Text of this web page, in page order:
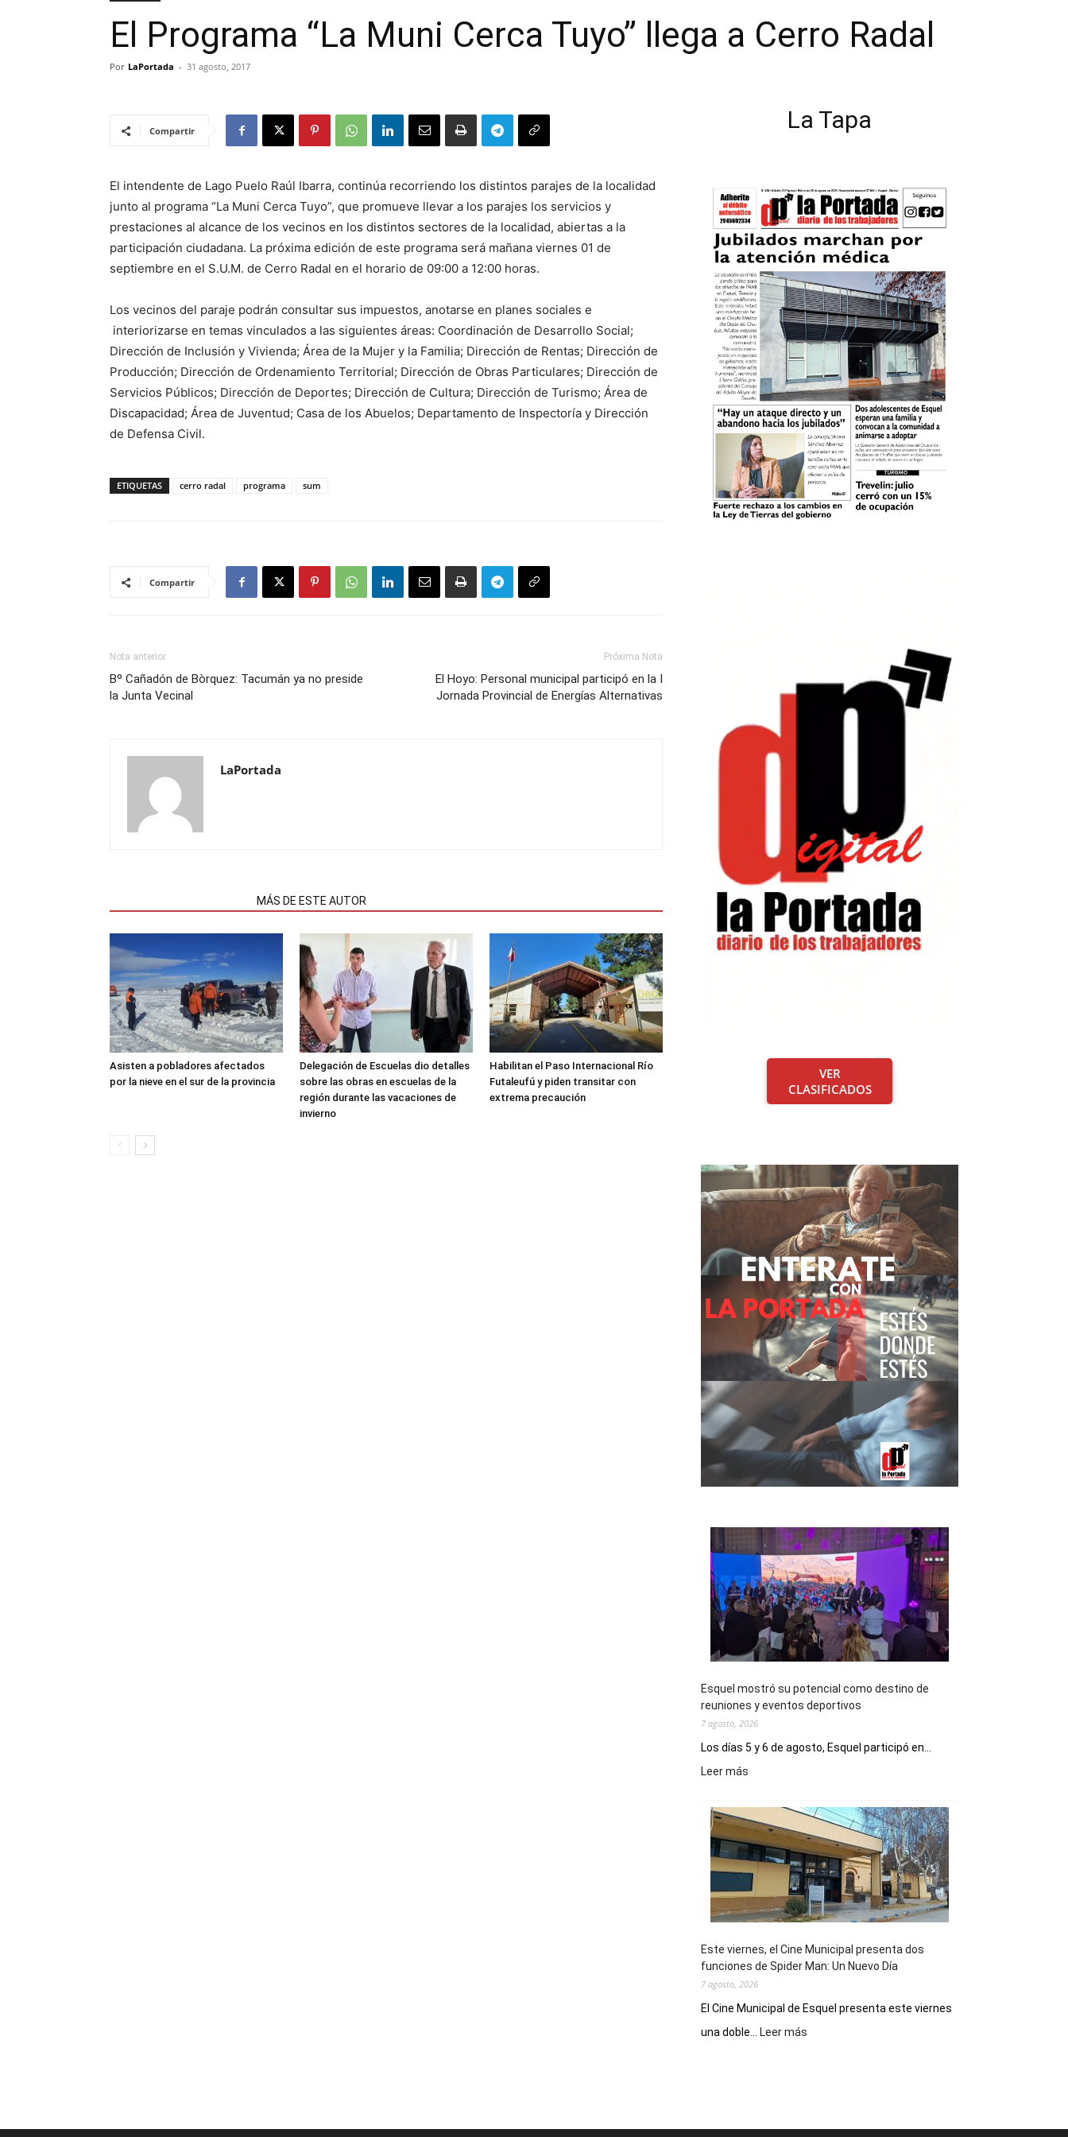
El Programa “La Muni Cerca Tuyo” llega a Cerro Radal
Por LaPortada - 31 agosto, 2017
Compartir
El intendente de Lago Puelo Raúl Ibarra, continúa recorriendo los distintos parajes de la localidad
junto al programa “La Muni Cerca Tuyo”, que promueve llevar a los parajes los servicios y
prestaciones al alcance de los vecinos en los distintos sectores de la localidad, abiertas a la
participación ciudadana. La próxima edición de este programa será mañana viernes 01 de
septiembre en el S.U.M. de Cerro Radal en el horario de 09:00 a 12:00 horas.
Los vecinos del paraje podrán consultar sus impuestos, anotarse en planes sociales e
interiorizarse en temas vinculados a las siguientes áreas: Coordinación de Desarrollo Social;
Dirección de Inclusión y Vivienda; Área de la Mujer y la Familia; Dirección de Rentas; Dirección de
Producción; Dirección de Ordenamiento Territorial; Dirección de Obras Particulares; Dirección de
Servicios Públicos; Dirección de Deportes; Dirección de Cultura; Dirección de Turismo; Área de
Discapacidad; Área de Juventud; Casa de los Abuelos; Departamento de Inspectoría y Dirección
de Defensa Civil.
ETIQUETAS cerro radal programa sum
Compartir
Nota anterior
Bº Cañadón de Bòrquez: Tacumán ya no preside
la Junta Vecinal
Próxima Nota
El Hoyo: Personal municipal participó en la I
Jornada Provincial de Energías Alternativas
LaPortada
MÁS DE ESTE AUTOR
Asisten a pobladores afectados
por la nieve en el sur de la provincia
Delegación de Escuelas dio detalles
sobre las obras en escuelas de la
región durante las vacaciones de
invierno
Habilitan el Paso Internacional Río
Futaleufú y piden transitar con
extrema precaución
La Tapa
VER
CLASIFICADOS
Esquel mostró su potencial como destino de
reuniones y eventos deportivos
7 agosto, 2026
Los días 5 y 6 de agosto, Esquel participó en...
Leer más
su
potencial
como
destino
de
reuniones
y
deportivos
Este viernes, el Cine Municipal presenta dos
funciones de Spider Man: Un Nuevo Día
7 agosto, 2026
El Cine Municipal de Esquel presenta este viernes
una doble...
Leer más
presenta